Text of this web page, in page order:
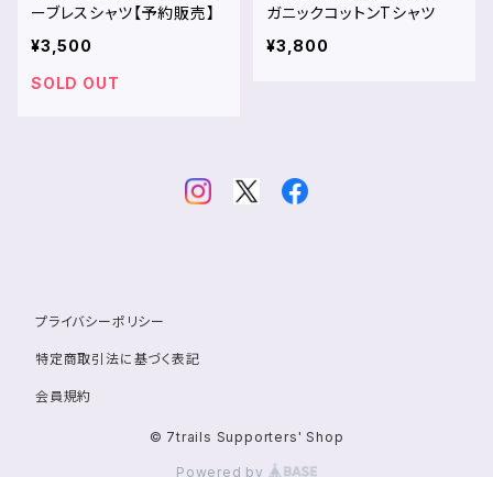
ーブレスシャツ【予約販売】
¥3,500
SOLD OUT
ガニックコットンTシャツ
¥3,800
プライバシーポリシー
特定商取引法に基づく表記
会員規約
© 7trails Supporters' Shop
Powered by